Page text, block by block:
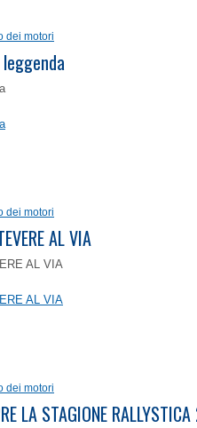
dei motori
dei motori
AL VIA
AL VIA
AL VIA
dei motori
LA STAGIONE